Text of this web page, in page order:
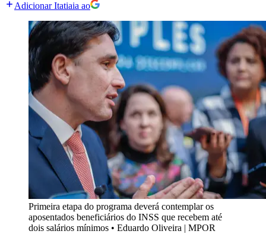
Adicionar Itatiaia ao
Primeira etapa do programa deverá contemplar os
aposentados beneficiários do INSS que recebem até
dois salários mínimos • Eduardo Oliveira | MPOR